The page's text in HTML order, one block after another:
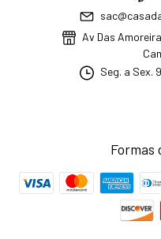
Av Das
Seg. a Sex.
Formas